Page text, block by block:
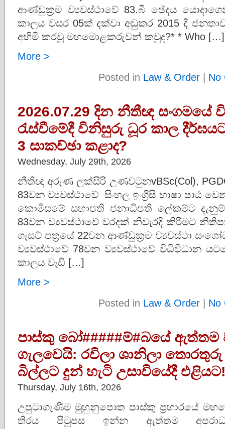
ආණ්ඩුක්‍රම ව්‍යවස්ථාවේ 83.බී ඡේදය
කාලය වසර 05ක් දක්වා අඩුකර 2015 දී
අහිමි කරවූ මහමොළකරුවන් කවුද?* * Who […]
More >
Posted in Law & Order| No
2026.07.29 දින නීතීඥ සංගමයේ
රැස්වීමේදී විනිසුරු ධූර කාල
3 සාකච්ඡා කළාද?
Wednesday, July 29th, 2026
නීතිඥ අරුණ ලක්සිරි උණවටුනvBSc(Col),
83වන ව්‍යවස්ථාවේ සිංහල ඉංග්‍රීසි භාෂා පාඨ
කොමිසමේ සභාපති ජනාධිපති ලේකම්ට
83වන ව්‍යවස්ථාවේ වරදක් නිවැරදි කිරීමට
ගැසට් පත්‍රයේ 22වන ආණ්ඩුක්‍රම ව්‍යවස්ථා
ව්‍යවස්ථාවේ 78වන ව්‍යවස්ථාවේ විධිවිධාන
කාලය වැඩි […]
More >
Posted in Law & Order| No
පාස්කු බෝ#####ම්#බයේ
ගැලවෙයි: රවිලා ශානිලා
බිල්ලට දුන් හැටි උසාවියේදී එළියට!
Thursday, July 16th, 2026
උපුටාගැණීම මුහුනුපොත පාස්කු ප්‍රහාරයේ
තිරය පිටුපස ඉන්න ඇත්තම